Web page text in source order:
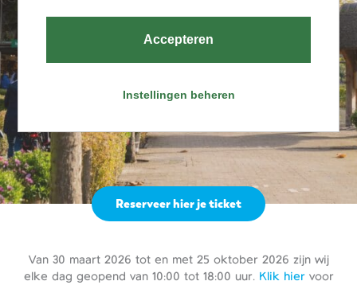
Openingstijde
n
Van 30 maart 2026 tot en met 25 oktober 2026 zijn wij
elke dag geopend van 10:00 tot 18:00 uur. Klik hiervoor
Reserveer hier je ticket
Accepteren
Instellingen beheren